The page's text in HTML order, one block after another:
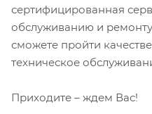
сертифицированная
обслуживанию и
сможете пройти
техническое
Приходите – ждем Вас!